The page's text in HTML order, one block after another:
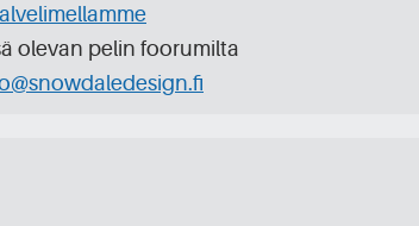
olevan pelin foorumilta